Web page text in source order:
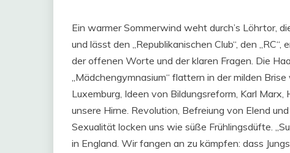
Ein warmer Sommerwind weht durch’s Löhrtor,
und lässt den „Republikanischen Club“, den
der offenen Worte und der klaren Fragen. Die
„Mädchengymnasium“ flattern in der milden
Luxemburg, Ideen von Bildungsreform, Karl
unsere Hirne. Revolution, Befreiung von Elend
Sexualität locken uns wie süße Frühlingsdüfte.
in England. Wir fangen an zu kämpfen: dass